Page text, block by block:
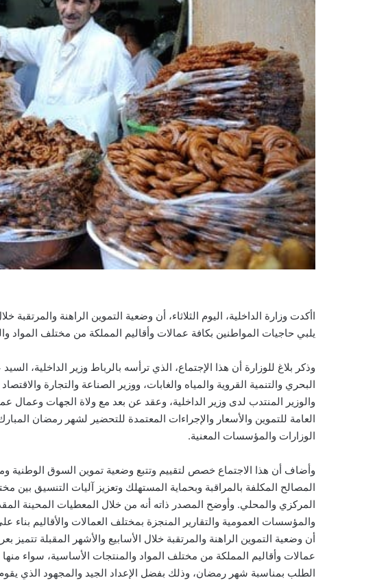
اأكدت وزارة الداخلية، اليوم الثلاثاء، أن وضعية التموين الراهنة والمرتقبة
يلبي حاجيات المواطنين بكافة عمالات وأقاليم المملكة من مختلف المواد
وذكر بلاغ للوزارة أن هذا الإجتماع، الذي ترأسه بالرباط وزير الداخلية،
البحري والتنمية القروية والمياه والغابات، ووزير الصناعة والتجارة
والوزير المنتدب لدى وزير الداخلية، وعقد عن بعد مع ولاة الجهات وعمال
الوزارات والمؤسسات المعنية.
وأضاف أن هذا الاجتماع خصص لتقييم وتتبع وضعية تموين السوق الوطنية
المصالح المكلفة بالمراقبة وبحماية المستهلك وتعزيز آليات التنسيق بين
المركزي والمحلي. وأوضح المصدر ذاته أنه من خلال المعطيات المحينة
والمؤسسات العمومية والتقارير المنجزة بمختلف العمالات والأقاليم بناء
أن وضعية التموين الراهنة والمرتقبة خلال الأسابيع والأشهر المقبلة
عمالات وأقاليم المملكة من مختلف المواد والمنتجات الأساسية، سواء منها
الطلب بمناسبة شهر رمضان، وذلك بفضل الإعداد الجيد والمجهود الذي